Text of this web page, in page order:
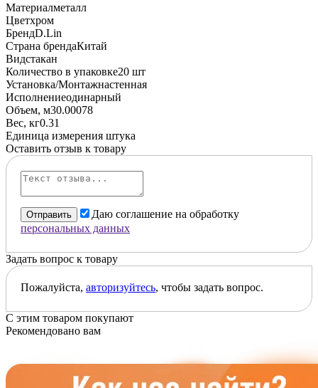
Материалметалл
Цветхром
БрендD.Lin
Страна брендаКитай
Видстакан
Количество в упаковке20 шт
Установка/Монтажнастенная
Исполнениеодинарный
Объем, м30.00078
Вес, кг0.31
Единица измерения штука
Оставить отзыв к товару
Отправить
Даю соглашение на обработку
персональных данных
Задать вопрос к товару
Пожалуйста, авторизуйтесь, чтобы задать вопрос.
С этим товаром покупают
Рекомендовано вам